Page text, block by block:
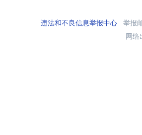
违法和不良信息举报中心举报
网